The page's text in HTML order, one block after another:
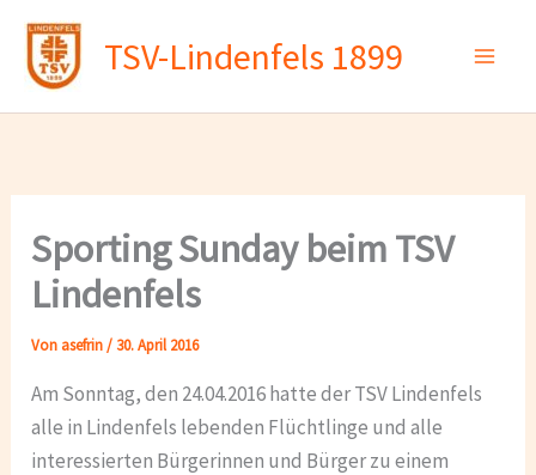
Zum
Inhalt
springen
TSV-Lindenfels 1899
Sporting Sunday beim TSV
Lindenfels
Von asefrin/ 30. April 2016
Am Sonntag, den 24.04.2016 hatte der TSV Lindenfels
alle in Lindenfels lebenden Flüchtlinge und alle
interessierten Bürgerinnen und Bürger zu einem